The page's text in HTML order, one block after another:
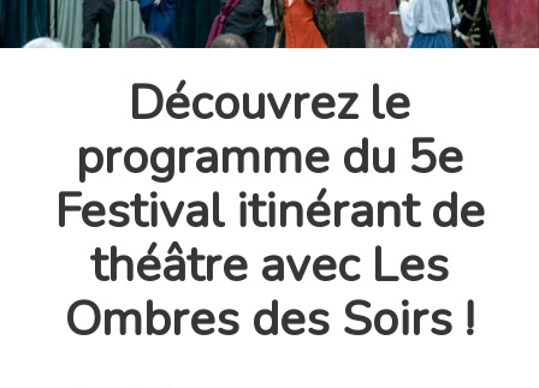
Découvrez le
programme du 5e
Festival itinérant de
théâtre avec Les
Ombres des Soirs !